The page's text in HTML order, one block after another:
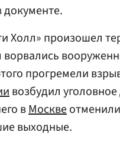
Холл» произошел
ворвались
прогремели
возбудил
вМоскве
выходные.